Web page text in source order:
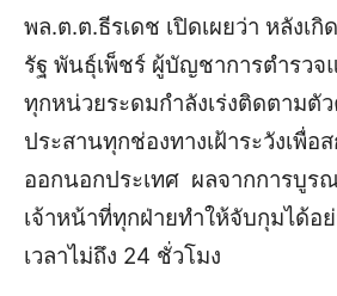
พล.ต.ต.ธีรเดช เปิดเผยว่า หลังเ
รัฐ พันธุ์เพ็ชร์ ผู้บัญชาการตำรวจ
ทุกหน่วยระดมกำลังเร่งติดตามตั
ประสานทุกช่องทางเฝ้าระวังเพื่
ออกนอกประเทศ ผลจากการบูร
เจ้าหน้าที่ทุกฝ่ายทำให้จับกุมได้อ
เวลาไม่ถึง 24 ชั่วโมง